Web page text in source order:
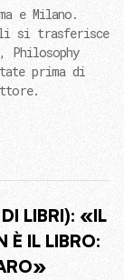
e Milano.
si trasferisce
Philosophy
prima di
LIBRI): «IL
È IL LIBRO: